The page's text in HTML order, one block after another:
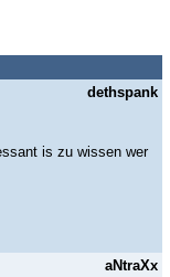
dethspank
is zu wissen wer
aNtraXx